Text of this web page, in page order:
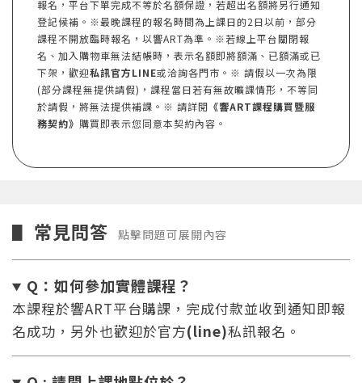
報名，平台下單完成不等於名額保證，若超出名額將另行通知
登記候補。※最晚課程的報名時間為上課日的2日以前，部分
課程不開放臨時報名，以響ART為準。※若線上平台關閉報
名、加入購物車無法結帳時，表示名額即將額滿、已額滿或已
下架，歡迎私訊官方LINE或洽詢各門市。※ 請假以一次為限
(部分課程無提供請假)，課程當日若有無故曠課情形，不等同
於請假，將無法提供補課。※ 請詳閱 《響ART課程購買暨服
務契約》 購買即表示您同意本契約內容。
▋ 常見問答 點擊問題可展開內容
Q：如何參加實體課程？
本課程於響ART平台購課，完成付款並收到通知即報
名成功，另外也歡迎於官方(line)私訊報名。